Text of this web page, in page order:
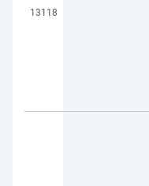
13118